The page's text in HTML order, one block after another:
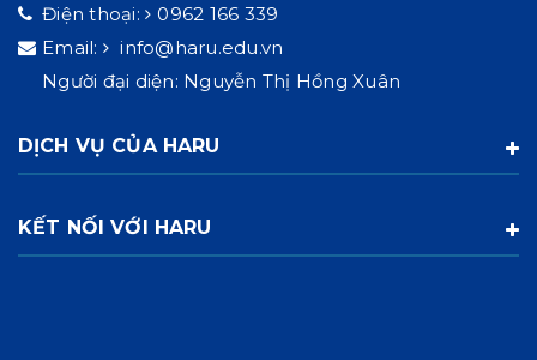
Điện thoại:
0962 166 339
Email:
info@haru.edu.vn
Người đại diện: Nguyễn Thị Hồng Xuân
DỊCH VỤ CỦA HARU
KẾT NỐI VỚI HARU